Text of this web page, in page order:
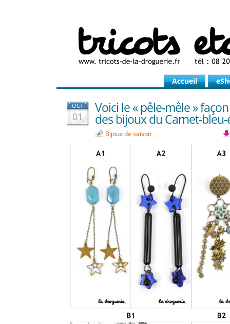
Accueil
OCT
01
Voici le « pêle-mêle »
des bijoux du Carnet-
Bijoux de saison